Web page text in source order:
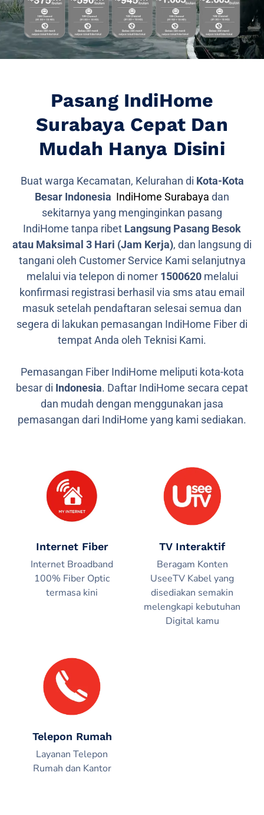
Pasang IndiHome
Surabaya Cepat Dan
Mudah Hanya Disini
Buat warga Kecamatan, Kelurahan di Kota-Kota
Besar Indonesia IndiHome Surabaya dan
sekitarnya yang menginginkan pasang
IndiHome tanpa ribet Langsung Pasang Besok
atau Maksimal 3 Hari (Jam Kerja), dan langsung di
tangani oleh Customer Service Kami selanjutnya
melalui via telepon di nomer 1500620melalui
konfirmasi registrasi berhasil via sms atau email
masuk setelah pendaftaran selesai semua dan
segera di lakukan pemasangan IndiHome Fiber di
tempat Anda oleh Teknisi Kami.
Pemasangan Fiber IndiHome meliputi kota-kota
besar di Indonesia. Daftar IndiHome secara cepat
dan mudah dengan menggunakan jasa
pemasangan dari IndiHome yang kami sediakan.
Internet Fiber
Internet Broadband
100% Fiber Optic
termasa kini
TV Interaktif
Beragam Konten
UseeTV Kabel yang
disediakan semakin
melengkapi kebutuhan
Digital kamu
Telepon Rumah
Layanan Telepon
Rumah dan Kantor